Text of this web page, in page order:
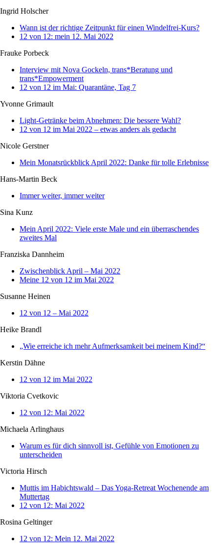
Ingrid Holscher
Wann ist der richtige Zeitpunkt für einen Windelfrei-Kurs?
12 von 12: mein 12. Mai 2022
Frauke Porbeck
Interview mit Nova Gockeln, trans*Beratung und
trans*Empowerment
12 von 12 im Mai: Quarantäne, Tag 7
Yvonne Grimault
Light-Getränke beim Abnehmen: Die bessere Wahl?
12 von 12 im Mai 2022 – etwas anders als gedacht
Nicole Gerstner
Mein Monatsrückblick April 2022: Danke für tolle Erlebnisse
Hans-Martin Beck
Immer weiter, immer weiter
Sina Kunz
Mein April 2022: Viele erste Male und ein überraschendes
zweites Mal
Franziska Dannheim
Zwischenblick April – Mai 2022
Meine 12 von 12 im Mai 2022
Susanne Heinen
12 von 12 – Mai 2022
Heike Brandl
„Wie erreiche ich mehr Aufmerksamkeit bei meinem Kind?“
Kerstin Dähne
12 von 12 im Mai 2022
Viktoria Cvetkovic
12 von 12: Mai 2022
Michaela Arlinghaus
Warum es für dich sinnvoll ist, Gefühle von Emotionen zu
unterscheiden
Victoria Hirsch
Muttis im Habichtswald – Das Yoga-Retreat Wochenende am
Muttertag
12 von 12: Mai 2022
Rosina Geltinger
12 von 12: Mein 12. Mai 2022